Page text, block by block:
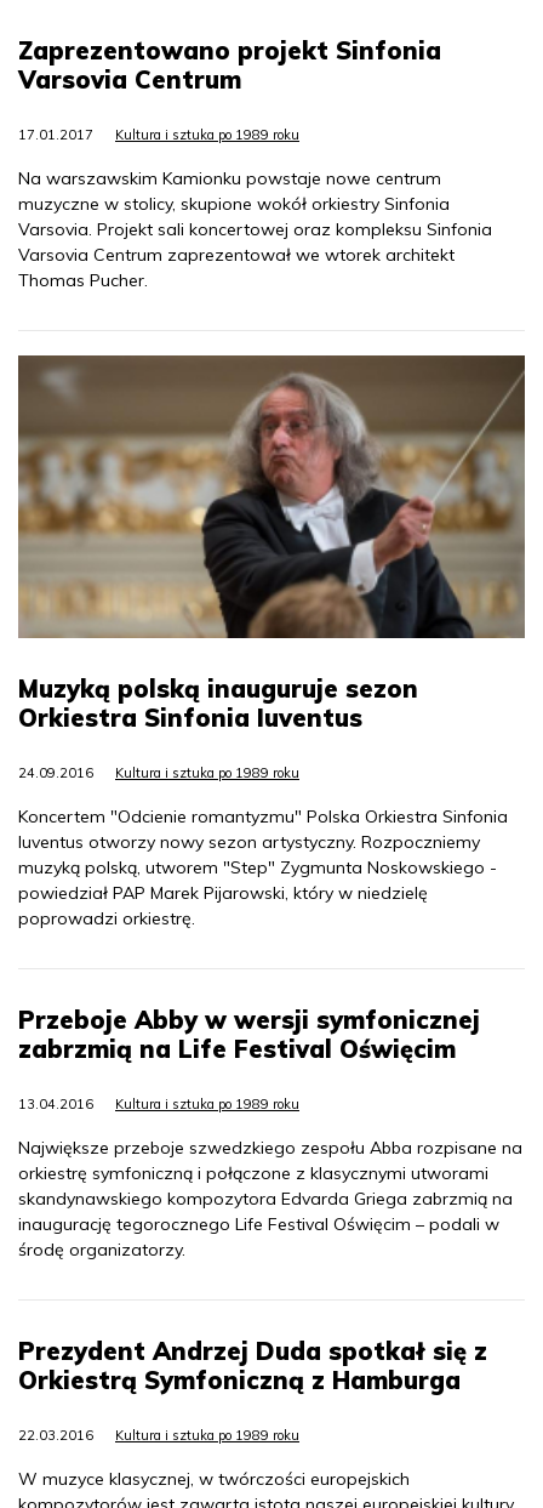
Zaprezentowano projekt Sinfonia
Varsovia Centrum
17.01.2017 Kultura i sztuka po 1989 roku
Na warszawskim Kamionku powstaje nowe centrum
muzyczne w stolicy, skupione wokół orkiestry Sinfonia
Varsovia. Projekt sali koncertowej oraz kompleksu Sinfonia
Varsovia Centrum zaprezentował we wtorek architekt
Thomas Pucher.
Muzyką polską inauguruje sezon
Orkiestra Sinfonia Iuventus
24.09.2016 Kultura i sztuka po 1989 roku
Koncertem "Odcienie romantyzmu" Polska Orkiestra Sinfonia
Iuventus otworzy nowy sezon artystyczny. Rozpoczniemy
muzyką polską, utworem "Step" Zygmunta Noskowskiego -
powiedział PAP Marek Pijarowski, który w niedzielę
poprowadzi orkiestrę.
Przeboje Abby w wersji symfonicznej
zabrzmią na Life Festival Oświęcim
13.04.2016 Kultura i sztuka po 1989 roku
Największe przeboje szwedzkiego zespołu Abba rozpisane na
orkiestrę symfoniczną i połączone z klasycznymi utworami
skandynawskiego kompozytora Edvarda Griega zabrzmią na
inaugurację tegorocznego Life Festival Oświęcim – podali w
środę organizatorzy.
Prezydent Andrzej Duda spotkał się z
Orkiestrą Symfoniczną z Hamburga
22.03.2016 Kultura i sztuka po 1989 roku
W muzyce klasycznej, w twórczości europejskich